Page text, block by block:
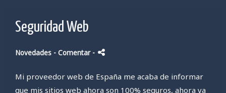
Seguridad Web
Novedades - Comentar -
Mi proveedor web de España me acaba de informar
que mis sitios web ahora son 100% seguros, ahora ya